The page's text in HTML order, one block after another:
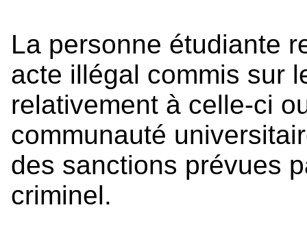
La personne étudiante
acte illégal commis sur
relativement à celle-ci
communauté
des sanctions prévues
criminel.